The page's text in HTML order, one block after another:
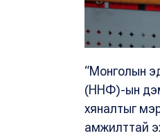
“Монголын
(ННФ)-ын
хяналтыг
амжилттай